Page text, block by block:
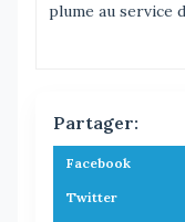
plume au service
Partager:
Facebook
Twitter